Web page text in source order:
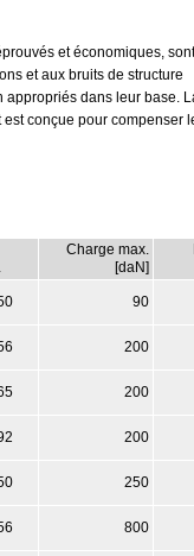
et économiques, sont
et aux bruits de structure
appropriés dans leur base.
conçue pour compenser
Charge max.
[daN]
90
200
200
200
250
800